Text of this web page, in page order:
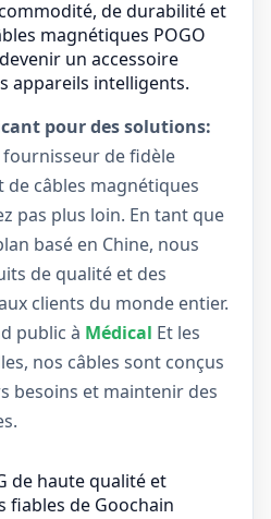
de durabilité et
magnétiques POGO
un accessoire
appareils intelligents.
pour des solutions:
de fidèle
câbles magnétiques
pas plus loin. En tant que
basé en Chine, nous
de qualité et des
clients du monde entier.
public à Médical Et les
nos câbles sont conçus
besoins et maintenir des
de haute qualité et
fiables de Goochain